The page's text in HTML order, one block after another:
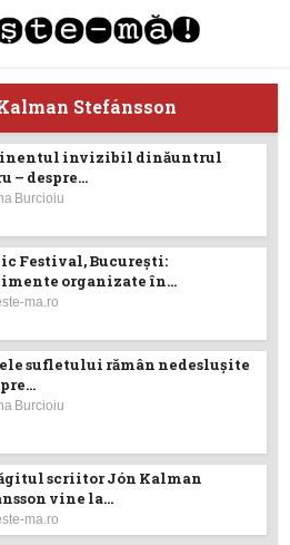
Stefánsson
invizibil dinăuntrul
– despre...
Burcioiu
Festival, București:
organizate în...
ma.ro
sufletului rămân nedeslușite
Burcioiu
scriitor Jón Kalman
vine la...
ma.ro